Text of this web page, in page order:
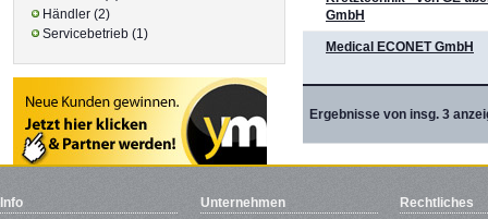
Ergebnisse von insg. 3
GmbH
Medical ECONET GmbH
Händler (2)
Servicebetrieb (1)
Info
Unternehmen
Rechtliches